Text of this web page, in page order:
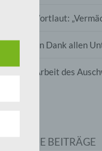
Im Wortlaut:
Vielen Dank allen
Zur Arbeit des
NEUE BEITRÄGE